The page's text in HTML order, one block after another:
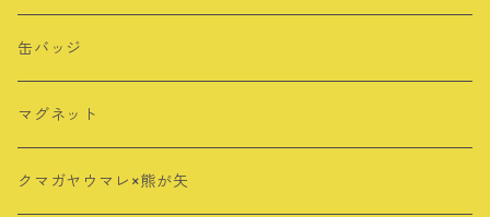
その他
ロングTシャツ
シール・ステッカー
ポストカード
クリアファイル
キーホルダー
アクリルスタンド
クリップ
缶バッジ
マグネット
クマガヤウマレ×熊が矢